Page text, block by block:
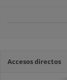
Accesos directos